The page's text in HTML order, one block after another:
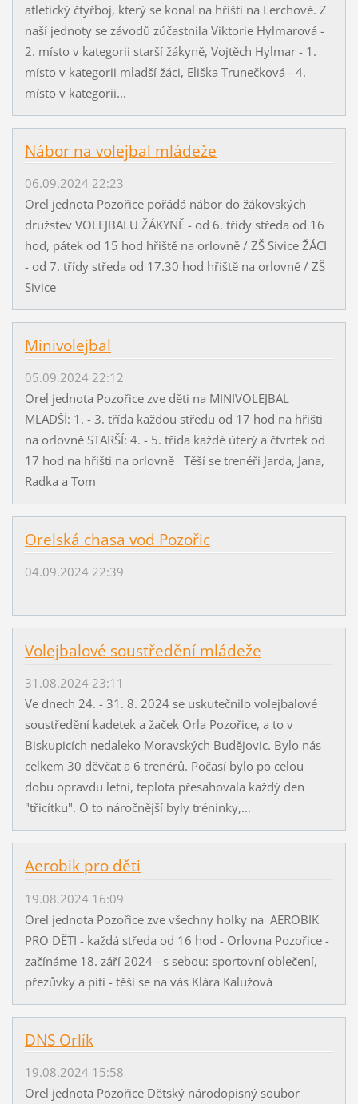
atletický čtyřboj, který se konal na hřišti na Lerchové. Z
naší jednoty se závodů zúčastnila Viktorie Hylmarová -
2. místo v kategorii starší žákyně, Vojtěch Hylmar - 1.
místo v kategorii mladší žáci, Eliška Trunečková - 4.
místo v kategorii...
Nábor na volejbal mládeže
06.09.2024 22:23
Orel jednota Pozořice pořádá nábor do žákovských
družstev VOLEJBALU ŽÁKYNĚ - od 6. třídy středa od 16
hod, pátek od 15 hod hřiště na orlovně / ZŠ Sivice ŽÁCI
- od 7. třídy středa od 17.30 hod hřiště na orlovně / ZŠ
Sivice
Minivolejbal
05.09.2024 22:12
Orel jednota Pozořice zve děti na MINIVOLEJBAL
MLADŠÍ: 1. - 3. třída každou středu od 17 hod na hřišti
na orlovně STARŠÍ: 4. - 5. třída každé úterý a čtvrtek od
17 hod na hřišti na orlovně Těší se trenéři Jarda, Jana,
Radka a Tom
Orelská chasa vod Pozořic
04.09.2024 22:39
Volejbalové soustředění mládeže
31.08.2024 23:11
Ve dnech 24. - 31. 8. 2024 se uskutečnilo volejbalové
soustředění kadetek a žaček Orla Pozořice, a to v
Biskupicích nedaleko Moravských Budějovic. Bylo nás
celkem 30 děvčat a 6 trenérů. Počasí bylo po celou
dobu opravdu letní, teplota přesahovala každý den
"třicítku". O to náročnější byly tréninky,...
Aerobik pro děti
19.08.2024 16:09
Orel jednota Pozořice zve všechny holky na AEROBIK
PRO DĚTI - každá středa od 16 hod - Orlovna Pozořice -
začínáme 18. září 2024 - s sebou: sportovní oblečení,
přezůvky a pití - těší se na vás Klára Kalužová
DNS Orlík
19.08.2024 15:58
Orel jednota Pozořice Dětský národopisný soubor